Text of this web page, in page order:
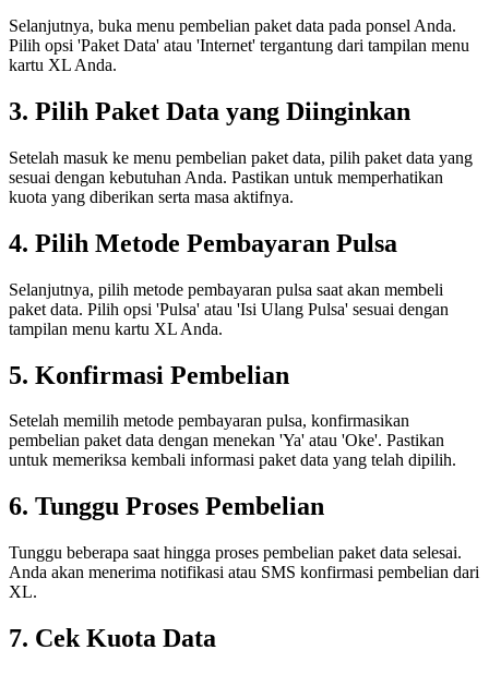
Selanjutnya, buka menu pembelian paket data pada ponsel Anda.
Pilih opsi 'Paket Data' atau 'Internet' tergantung dari tampilan menu
kartu XL Anda.
3. Pilih Paket Data yang Diinginkan
Setelah masuk ke menu pembelian paket data, pilih paket data yang
sesuai dengan kebutuhan Anda. Pastikan untuk memperhatikan
kuota yang diberikan serta masa aktifnya.
4. Pilih Metode Pembayaran Pulsa
Selanjutnya, pilih metode pembayaran pulsa saat akan membeli
paket data. Pilih opsi 'Pulsa' atau 'Isi Ulang Pulsa' sesuai dengan
tampilan menu kartu XL Anda.
5. Konfirmasi Pembelian
Setelah memilih metode pembayaran pulsa, konfirmasikan
pembelian paket data dengan menekan 'Ya' atau 'Oke'. Pastikan
untuk memeriksa kembali informasi paket data yang telah dipilih.
6. Tunggu Proses Pembelian
Tunggu beberapa saat hingga proses pembelian paket data selesai.
Anda akan menerima notifikasi atau SMS konfirmasi pembelian dari
XL.
7. Cek Kuota Data